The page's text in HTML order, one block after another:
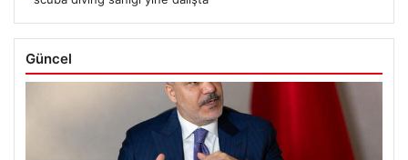
Güncel